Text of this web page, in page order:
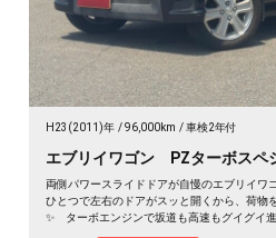
H23(2011)年 96,000km 車検2年付
エブリイワゴン PZターボスペ
両側パワースライドドアが自慢のエブリイ
ひとつで左右のドアがスッと開くから、荷物
✨ ターボエンジンで坂道も高速もグイグイ